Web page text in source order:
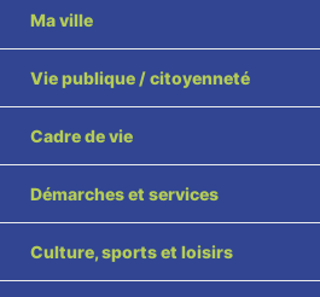
Ma ville
Vie publique / citoyenneté
Cadre de vie
Démarches et services
Culture, sports et loisirs